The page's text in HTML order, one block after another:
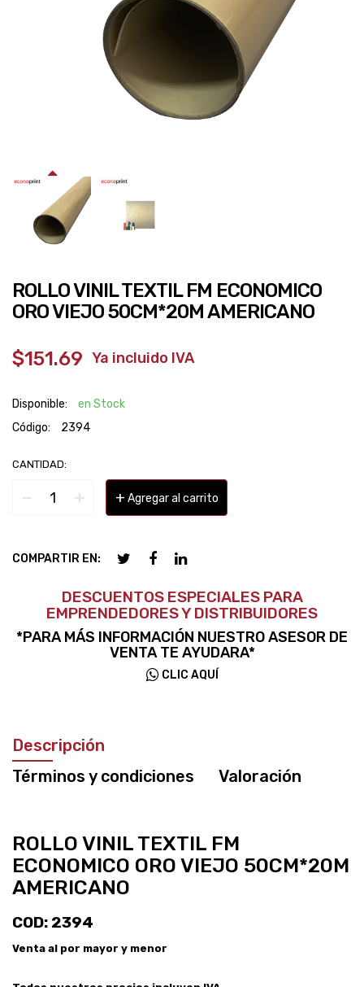
ROLLO VINIL TEXTIL FM ECONOMICO
ORO VIEJO 50CM*20M AMERICANO
$151.69 ‎ ‎ ‎ Ya incluido IVA
Disponible:
en Stock
Código:
2394
CANTIDAD:
− + + Agregar al carrito
COMPARTIR EN:
DESCUENTOS ESPECIALES PARA
EMPRENDEDORES Y DISTRIBUIDORES
*PARA MÁS INFORMACIÓN NUESTRO ASESOR DE
VENTA TE AYUDARA*
CLIC AQUÍ
Descripción
Términos y condiciones
Valoración
ROLLO VINIL TEXTIL FM
ECONOMICO ORO VIEJO 50CM*20M
AMERICANO
COD: 2394
Venta al por mayor y menor